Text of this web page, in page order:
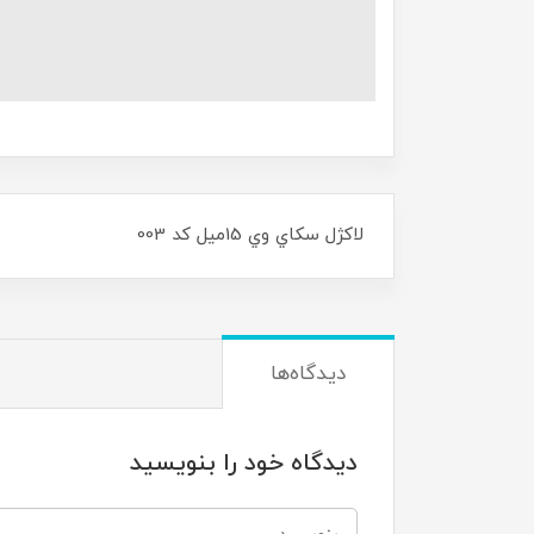
لاکژل سکاي وي 15ميل کد 003
دیدگاه‌ها
دیدگاه خود را بنویسید